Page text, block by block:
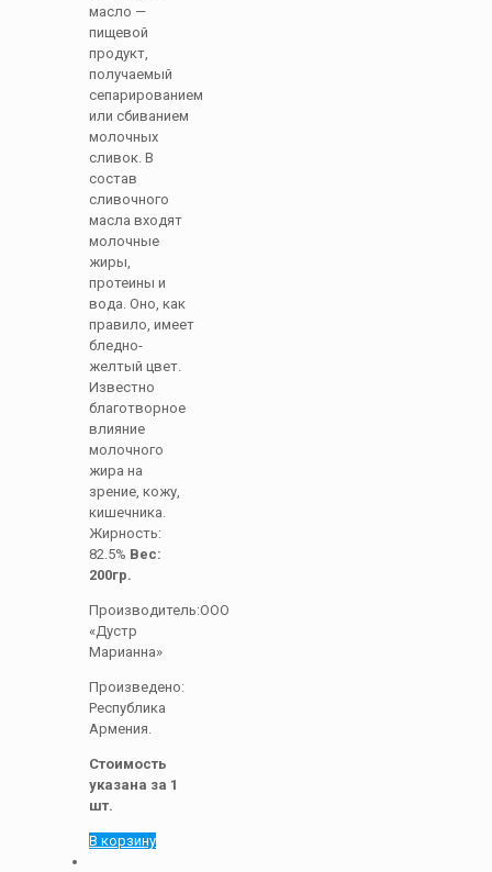
масло —
пищевой
продукт,
получаемый
сепарированием
или сбиванием
молочных
сливок. В
состав
сливочного
масла входят
молочные
жиры,
протеины и
вода. Оно, как
правило, имеет
бледно-
желтый цвет.
Известно
благотворное
влияние
молочного
жира на
зрение, кожу,
кишечника.
Жирность:
82.5% Вес:
200гр.
Производитель:ООО
«Дустр
Марианна»
Произведено:
Республика
Армения.
Стоимость
указана за 1
шт.
В корзину